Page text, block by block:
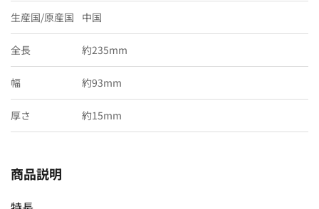
生産国/原産国 中国
全長 約235mm
幅 約93mm
厚さ 約15mm
商品説明